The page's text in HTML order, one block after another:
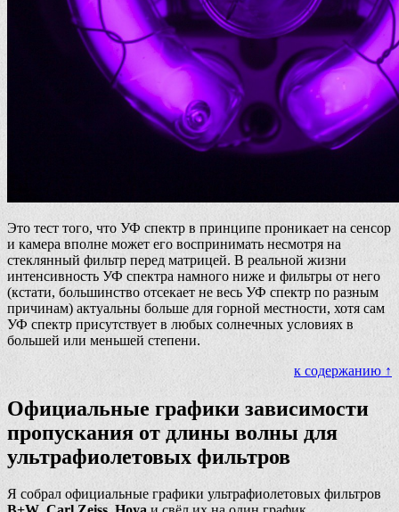
Это тест того, что УФ спектр в принципе проникает на сенсор
и камера вполне может его воспринимать несмотря на
стеклянный фильтр перед матрицей. В реальной жизни
интенсивность УФ спектра намного ниже и фильтры от него
(кстати, большинство отсекает не весь УФ спектр по разным
причинам) актуальны больше для горной местности, хотя сам
УФ спектр присутствует в любых солнечных условиях в
большей или меньшей степени.
к содержанию ↑
Официальные графики зависимости
пропускания от длины волны для
ультрафиолетовых фильтров
Я собрал официальные графики ультрафиолетовых фильтров